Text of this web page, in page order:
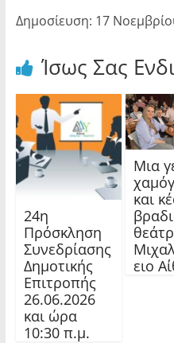
Δημοσίευση: 17
Ίσως Σας
24η
Πρόσκληση
Συνεδρίασης
Δημοτικής
Επιτροπής
26.06.2026
και ώρα
10:30 π.μ.
Μια
και
ειο